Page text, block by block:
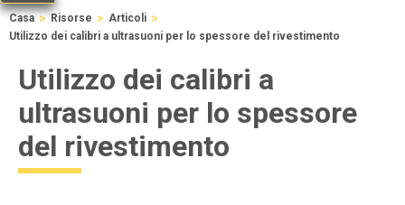
Casa > Risorse > Articoli >
Utilizzo dei calibri a ultrasuoni per lo spessore del rivestimento
Utilizzo dei calibri a
ultrasuoni per lo spessore
del rivestimento